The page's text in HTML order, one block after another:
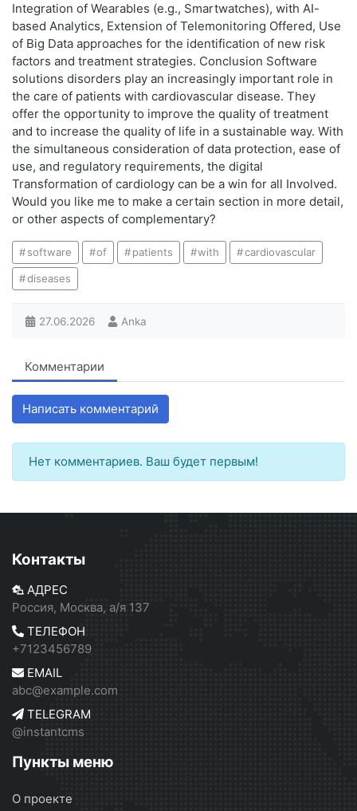
Integration of Wearables (e.g., Smartwatches), with AI-
based Analytics, Extension of Telemonitoring Offered, Use
of Big Data approaches for the identification of new risk
factors and treatment strategies. Conclusion Software
solutions disorders play an increasingly important role in
the care of patients with cardiovascular disease. They
offer the opportunity to improve the quality of treatment
and to increase the quality of life in a sustainable way. With
the simultaneous consideration of data protection, ease of
use, and regulatory requirements, the digital
Transformation of cardiology can be a win for all Involved.
Would you like me to make a certain section in more detail,
or other aspects of complementary?
software of patients with cardiovascular
diseases
27.06.2026 Anka
Комментарии
Написать комментарий
Нет комментариев. Ваш будет первым!
Контакты
АДРЕС
Россия, Москва, а/я 137
ТЕЛЕФОН
+7123456789
EMAIL
abc@example.com
TELEGRAM
@instantcms
Пункты меню
О проекте